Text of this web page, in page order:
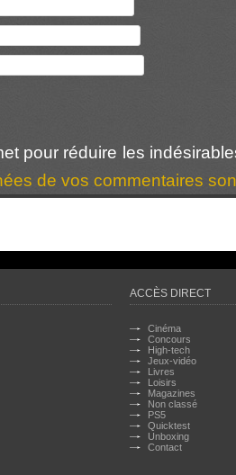
pour réduire les
de vos commentaires
ACCÈS DIRECT
Cinéma
Concours
High-tech
Jeux-vidéo
Livres
Loisirs
Magazines
Non classé
PS5
Quicktest
Unboxing
Contact